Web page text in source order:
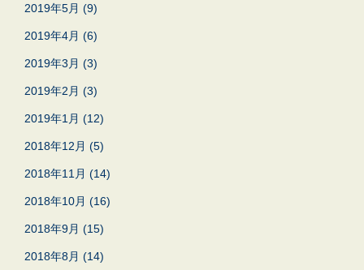
2019年5月 (9)
2019年4月 (6)
2019年3月 (3)
2019年2月 (3)
2019年1月 (12)
2018年12月 (5)
2018年11月 (14)
2018年10月 (16)
2018年9月 (15)
2018年8月 (14)